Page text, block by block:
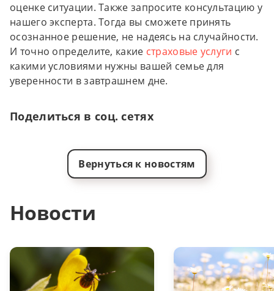
оценке ситуации. Также запросите консультацию у
нашего эксперта. Тогда вы сможете принять
осознанное решение, не надеясь на случайности.
И точно определите, какие страховые услуги с
какими условиями нужны вашей семье для
уверенности в завтрашнем дне.
Поделиться в соц. сетях
Вернуться к новостям
Новости